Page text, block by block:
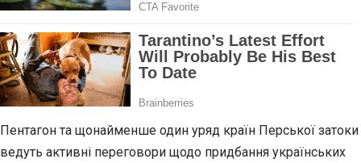
Пентагон та щонайменше один уряд країн Перської затоки
ведуть активні переговори щодо придбання українських